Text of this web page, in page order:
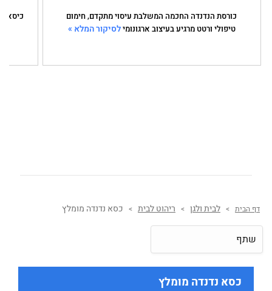
כורסת הנדנדה החכמה המשלבת עיסוי מתקדם, חימום
טיפולי ורטט מרגיע בעיצוב ארגונומילסיקור המלא »
כיסא
דף הבית > לבית ולגן > ריהוט לבית > כסא נדנדה מומלץ
שתף
כסא נדנדה מומלץ